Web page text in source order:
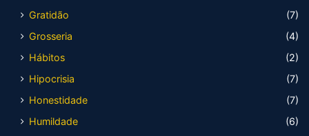
Gratidão
(7)
Grosseria
(4)
Hábitos
(2)
Hipocrisia
(7)
Honestidade
(7)
Humildade
(6)